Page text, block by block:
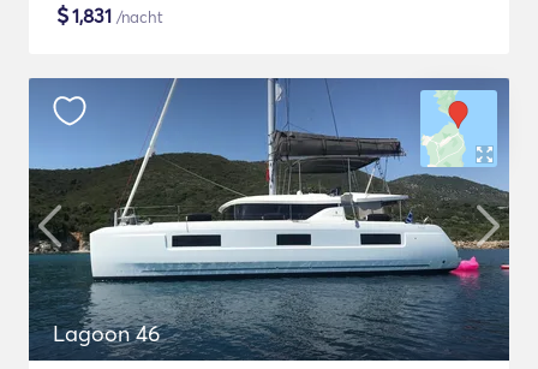
$1,831 /nacht
Lagoon 46